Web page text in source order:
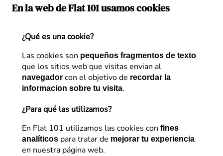
En la web de Flat 101 usamos cookies
¿Qué es una cookie?
Las cookies son pequeños fragmentos de texto
que los sitios web que visitas envian al
navegador con el objetivo de recordar la
informacion sobre tu visita.
¿Para qué las utilizamos?
En Flat 101 utilizamos las cookies con fines
analíticos para tratar de mejorar tu experiencia
en nuestra página web.
Autor:Verónica Rodríguez
Artículos de Verónica Rodríguez